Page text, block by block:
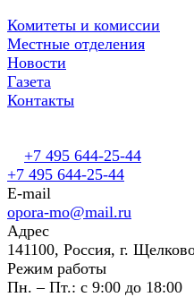
Комитеты и комиссии
Местные отделения
Новости
Газета
Контакты
+7 495 644-25-44
+7 495 644-25-44
E-mail
opora-mo@mail.ru
Адрес
141100, Россия, г.
Режим работы
Пн. – Пт.: с 9:00 до 18:00